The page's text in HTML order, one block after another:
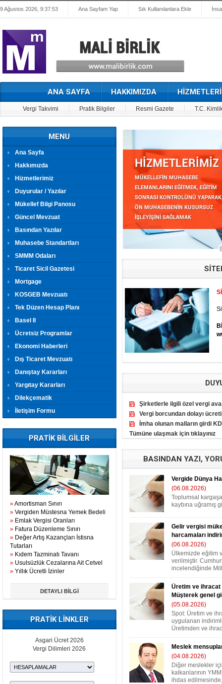
9 Ağustos 2026, 9:37:53 Ana Sayfam Yap Sık Kullanılanlara Ekle
ANA SAYFA HAKKIMIZDA
Vergi Takvimi Pratik Bilgiler Resmi Gazete T.C.
MENU
Ana Sayfa
Hakkımızda
Hizmetlerimiz
Duyurular / Yazılar
Mükellef Bilgi Panosu
Güncel Mevzuat
Basından Yazılar
Muhasebe Standartları
SMMM Odaları
Ticaret Sicil Gazetesi
Mortgage
KOSGEB Mevzuatı
Tek Düzen Hesap Planı
Basel II
Ücretsiz Programlar
Ekonomi Haberleri
Dış Ticaret Mevzuatı
Danıştay Kararları
Yargıtay Kararları
Dilekçematik
İletişim Formu
PRATİK BİLGİLER
»Amortisman Sınırı
» Vergiden Müstesna Yemek Bedeli
» Emlak Vergisi Oranları
» Fatura Düzenleme Sınırı
» Değer Artış Kazançları İstisna
Tutarları
» Kıdem Tazminatı Tavanı
» Usulsüzlük Cezalarına Ait Cetvel
» Yıllık Ücretli İzinler
DETAYLI BİLGİ
PRATİK LİNKLER
Asgari Ücret 2026
Vergi Dilimleri 2026
Şirketlerle ilgili özel vergi
Vergi borcundan dolayı
İmha olunan malların girdi
Tümüne ulaşmak için tıklayınız
BASINDAN YAZI,
Vergide Dünya
(06.08.2026)
Toplumsal
kaybına uğramış
Gelir vergisi
harcamaları
(06.08.2026)
Ülkemizde eğitim
verilmiştir.
incelendiğinde
Üretim ve ihracat
Müşterek genel
(05.08.2026)
Spot: Üretim ve
uygulanan
Üretimden ve
Meslek
(04.08.2026)
Diğer meslekler
kalkanlarının
ihdas